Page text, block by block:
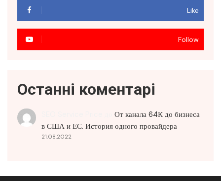
Like
Follow
Останні коментарі
От канала 64К до бизнеса
в США и ЕС. История одного провайдера
21.08.2022